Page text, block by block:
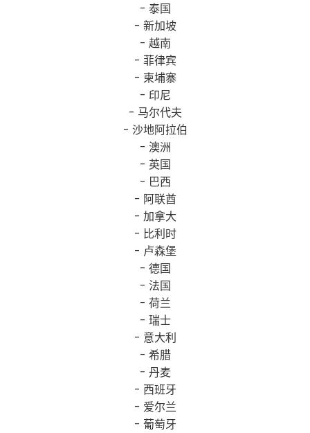
- 泰国
- 新加坡
- 越南
- 菲律宾
- 柬埔寨
- 印尼
- 马尔代夫
- 沙地阿拉伯
- 澳洲
- 英国
- 巴西
- 阿联酋
- 加拿大
- 比利时
- 卢森堡
- 德国
- 法国
- 荷兰
- 瑞士
- 意大利
- 希腊
- 丹麦
- 西班牙
- 爱尔兰
- 葡萄牙